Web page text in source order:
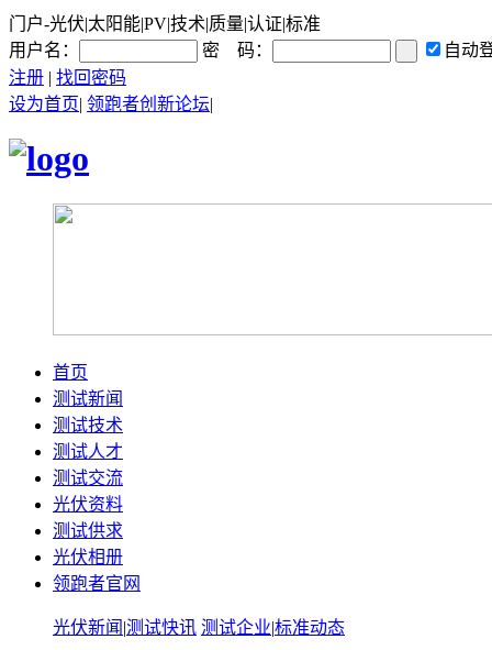
门户-光伏|太阳能|PV|技术|质量|认证|标准
用户名：
密 码：
自动
注册 | 找回密码
设为首页| 领跑者创新论坛|
首页
测试新闻
测试技术
测试人才
测试交流
光伏资料
测试供求
光伏相册
领跑者官网
光伏新闻 |测试快讯 测试企业|标准动态